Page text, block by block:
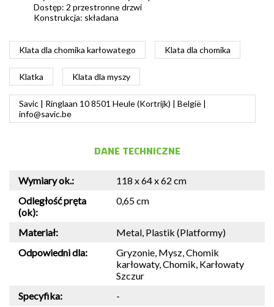
Dostęp: 2 przestronne drzwi
Konstrukcja: składana
Klata dla chomika karłowatego Klata dla chomika
Klatka Klata dla myszy
Savic | Ringlaan 10 8501 Heule (Kortrijk) | België |
info@savic.be
DANE TECHNICZNE
Wymiary ok.:
118 x 64 x 62 cm
Odległość pręta
(ok):
0,65 cm
Materiał:
Metal, Plastik (Platformy)
Odpowiedni dla:
Gryzonie, Mysz, Chomik
karłowaty, Chomik, Karłowaty
Szczur
Specyfika:
-